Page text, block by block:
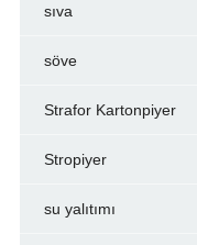
sıva
söve
Strafor Kartonpiyer
Stropiyer
su yalıtımı